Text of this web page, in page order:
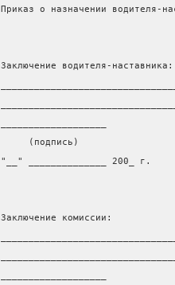
Приказ о назначении водителя-
Заключение водителя-наставника:
     (подпись)
"__" ______________ 200_ г.
Заключение комиссии: